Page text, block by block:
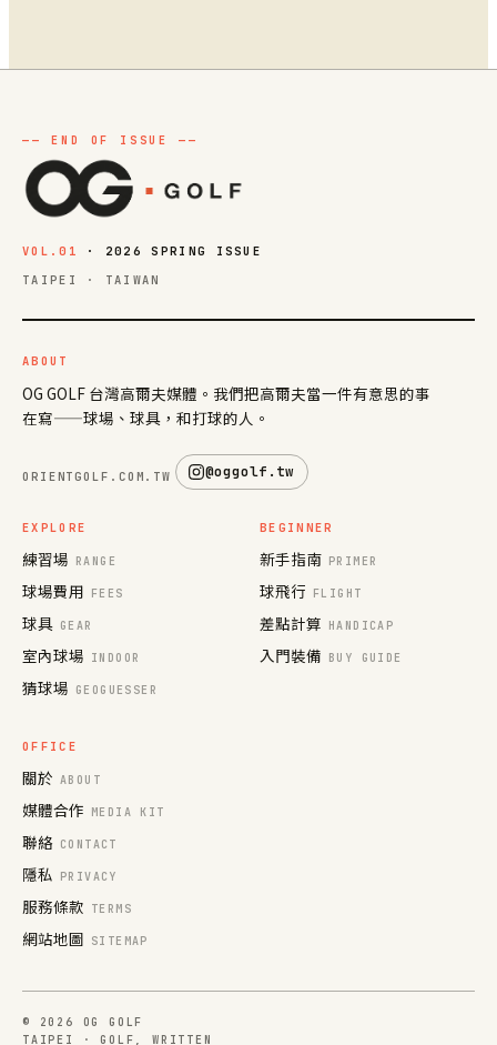
VOL.01
· 2026 SPRING ISSUE
TAIPEI · TAIWAN
ABOUT
OG GOLF 台灣高爾夫媒體。我們把高爾夫當一件有意思的事
在寫——球場、球具，和打球的人。
ORIENTGOLF.COM.TW @oggolf.tw
EXPLORE
練習場 RANGE
球場費用 FEES
球具 GEAR
室內球場 INDOOR
猜球場 GEOGUESSER
BEGINNER
新手指南 PRIMER
球飛行 FLIGHT
差點計算 HANDICAP
入門裝備 BUY GUIDE
OFFICE
關於 ABOUT
媒體合作 MEDIA KIT
聯絡 CONTACT
隱私 PRIVACY
服務條款 TERMS
網站地圖 SITEMAP
© 2026 OG GOLF
TAIPEI · GOLF, WRITTEN